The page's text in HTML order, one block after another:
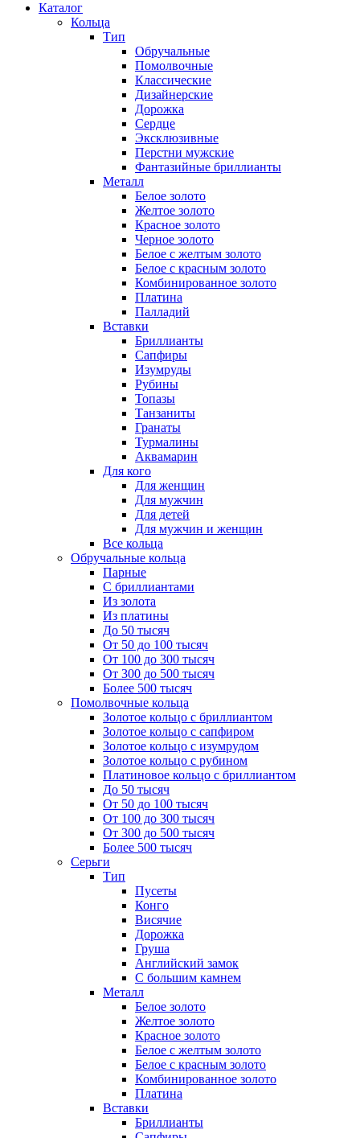
Каталог
Кольца
Тип
Обручальные
Помолвочные
Классические
Дизайнерские
Дорожка
Сердце
Эксклюзивные
Перстни мужские
Фантазийные бриллианты
Металл
Белое золото
Желтое золото
Красное золото
Черное золото
Белое с желтым золото
Белое с красным золото
Комбинированное золото
Платина
Палладий
Вставки
Бриллианты
Сапфиры
Изумруды
Рубины
Топазы
Танзаниты
Гранаты
Турмалины
Аквамарин
Для кого
Для женщин
Для мужчин
Для детей
Для мужчин и женщин
Все кольца
Обручальные кольца
Парные
С бриллиантами
Из золота
Из платины
До 50 тысяч
От 50 до 100 тысяч
От 100 до 300 тысяч
От 300 до 500 тысяч
Более 500 тысяч
Помолвочные кольца
Золотое кольцо с бриллиантом
Золотое кольцо с сапфиром
Золотое кольцо с изумрудом
Золотое кольцо с рубином
Платиновое кольцо с бриллиантом
До 50 тысяч
От 50 до 100 тысяч
От 100 до 300 тысяч
От 300 до 500 тысяч
Более 500 тысяч
Серьги
Тип
Пусеты
Конго
Висячие
Дорожка
Груша
Английский замок
С большим камнем
Металл
Белое золото
Желтое золото
Красное золото
Белое с желтым золото
Белое с красным золото
Комбинированное золото
Платина
Вставки
Бриллианты